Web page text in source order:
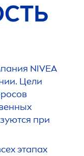
NIVEA
Цели
при
этапах